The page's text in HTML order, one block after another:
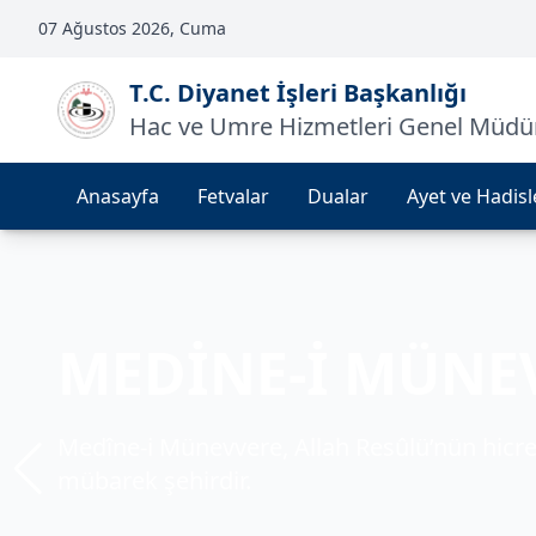
07 Ağustos 2026, Cuma
T.C. Diyanet İşleri Başkanlığı
Hac ve Umre Hizmetleri Genel
Anasayfa Fetvalar Dualar Ayet ve